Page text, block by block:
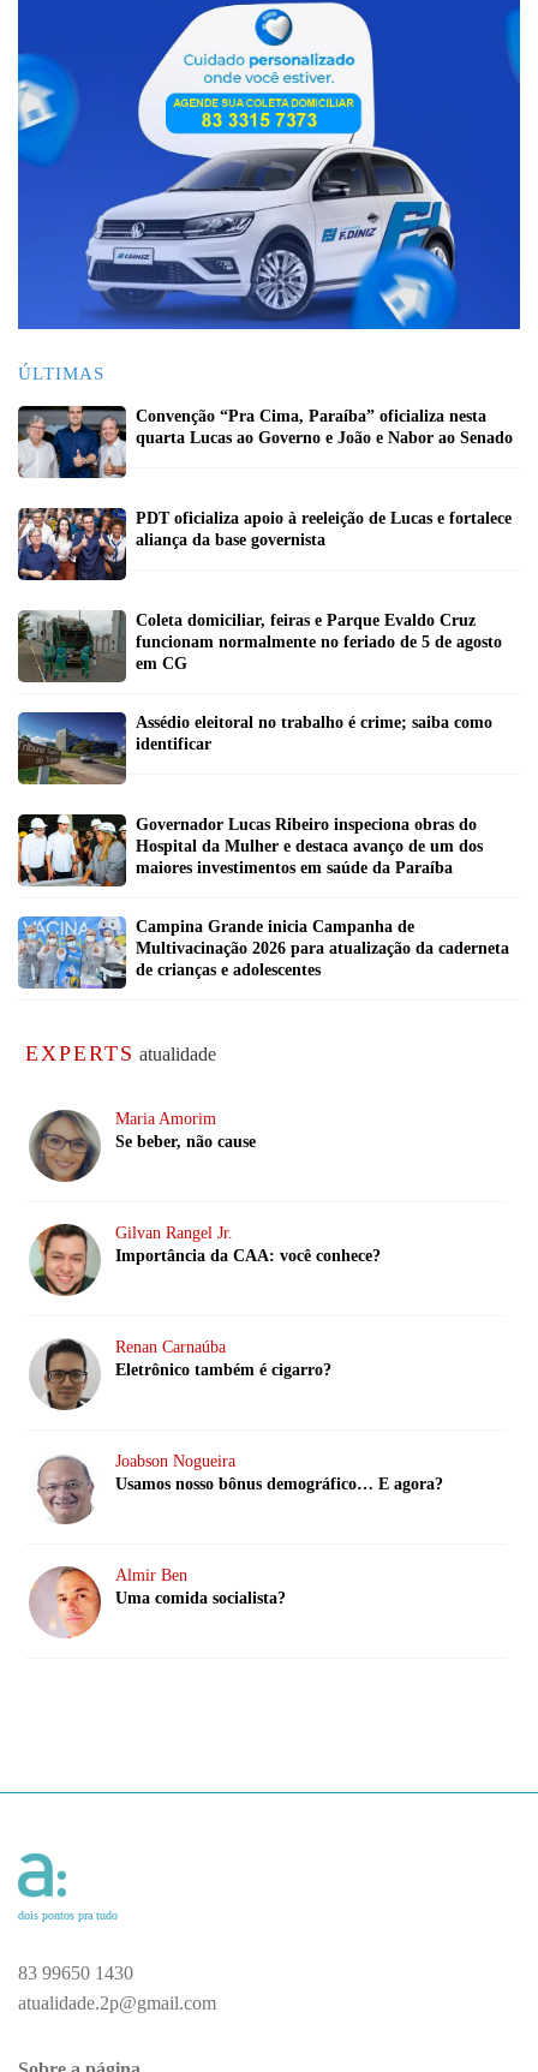
ÚLTIMAS
Convenção “Pra Cima, Paraíba” oficializa nesta
quarta Lucas ao Governo e João e Nabor ao Senado
PDT oficializa apoio à reeleição de Lucas e fortalece
aliança da base governista
Coleta domiciliar, feiras e Parque Evaldo Cruz
funcionam normalmente no feriado de 5 de agosto
em CG
Assédio eleitoral no trabalho é crime; saiba como
identificar
Governador Lucas Ribeiro inspeciona obras do
Hospital da Mulher e destaca avanço de um dos
maiores investimentos em saúde da Paraíba
Campina Grande inicia Campanha de
Multivacinação 2026 para atualização da caderneta
de crianças e adolescentes
EXPERTS atualidade
Maria Amorim
Se beber, não cause
Gilvan Rangel Jr.
Importância da CAA: você conhece?
Renan Carnaúba
Eletrônico também é cigarro?
Joabson Nogueira
Usamos nosso bônus demográfico… E agora?
Almir Ben
Uma comida socialista?
dois pontos pra tudo
83 99650 1430
atualidade.2p@gmail.com